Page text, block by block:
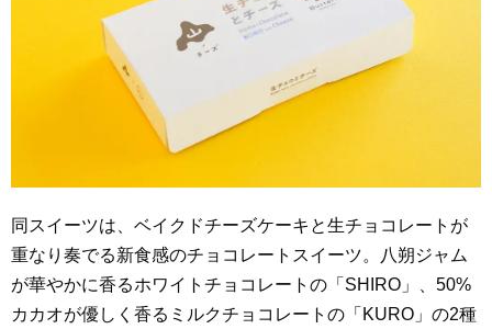
同スイーツは、ベイクドチーズケーキと生チョコレートが
重なり奏でる新食感のチョコレートスイーツ。八朔ジャム
が華やかに香るホワイトチョコレートの「SHIRO」、50%
カカオが優しく香るミルクチョコレートの「KURO」の2種